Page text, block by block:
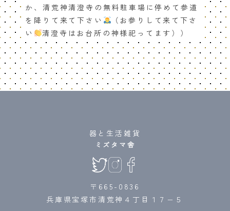
か、清荒神清澄寺の無料駐車場に停めて参道
を降りて来て下さい
（お参りして来て下さ
い
清澄寺はお台所の神様祀ってます））
器と生活雑貨
ミズタマ舎
〒665-0836
兵庫県宝塚市清荒神４丁目１７−５